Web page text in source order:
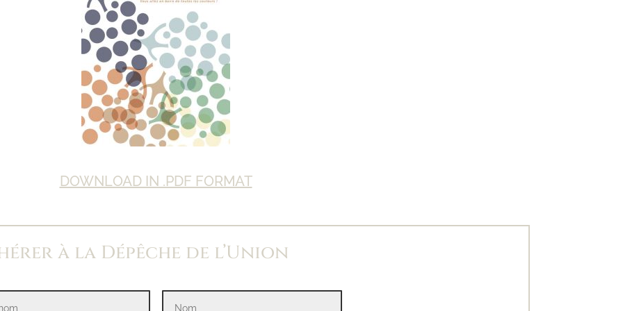
DOWNLOAD IN .PDF FORMAT
à la Dépêche de l’Union